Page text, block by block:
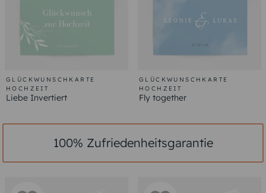
GLÜCKWUNSCHKARTE
HOCHZEIT
Liebe Invertiert
GLÜCKWUNSCHKARTE
HOCHZEIT
Fly together
100% Zufriedenheitsgarantie